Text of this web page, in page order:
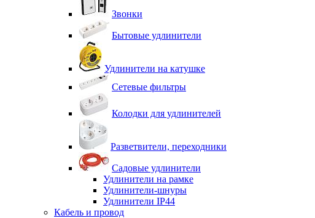
Звонки
Бытовые удлинители
Удлинители на катушке
Сетевые фильтры
Колодки для удлинителей
Разветвители, переходники
Садовые удлинители
Удлинители на рамке
Удлинители-шнуры
Удлинители IP44
Кабель и провод